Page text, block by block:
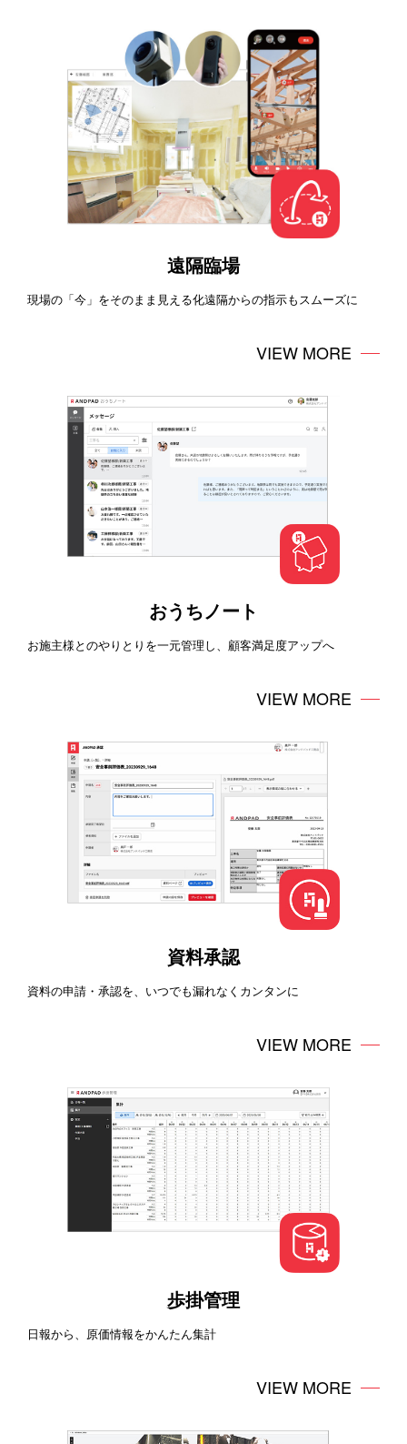
遠隔臨場
現場の「今」をそのまま見える化遠隔からの指示もスムーズに
VIEW MORE
おうちノート
お施主様とのやりとりを一元管理し、顧客満足度アップへ
VIEW MORE
資料承認
資料の申請・承認を、いつでも漏れなくカンタンに
VIEW MORE
歩掛管理
日報から、原価情報をかんたん集計
VIEW MORE